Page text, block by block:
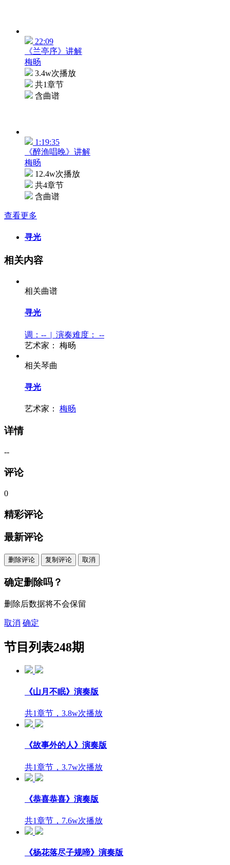
22:09
《兰亭序》讲解
梅旸
3.4w次播放
共1章节
含曲谱
1:19:35
《醉渔唱晚》讲解
梅旸
12.4w次播放
共4章节
含曲谱
查看更多
寻光
相关内容
相关曲谱
寻光
调：-- | 演奏难度：
--
艺术家：
梅旸
相关琴曲
寻光
艺术家： 梅旸
详情
--
评论
0
精彩评论
最新评论
删除评论 复制评论 取消
确定删除吗？
删除后数据将不会保留
取消 确定
节目列表248期
《山月不眠》演奏版
共1章节，3.8w次播放
《故事外的人》演奏版
共1章节，3.7w次播放
《恭喜恭喜》演奏版
共1章节，7.6w次播放
《杨花落尽子规啼》演奏版